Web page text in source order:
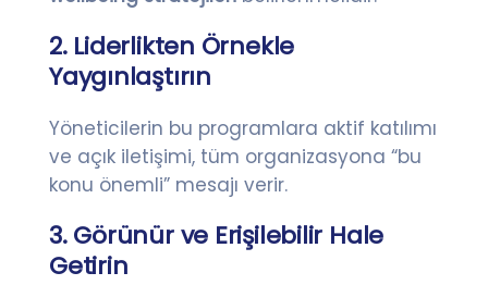
2. Liderlikten Örnekle
Yaygınlaştırın
Yöneticilerin bu programlara aktif katılımı
ve açık iletişimi, tüm organizasyona “bu
konu önemli” mesajı verir.
3. Görünür ve Erişilebilir Hale
Getirin